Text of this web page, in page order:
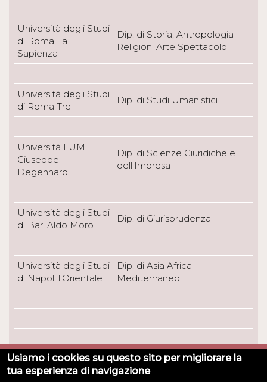
Università degli Studi
di Roma La
Sapienza
Dip. di Storia, Antropologia
Religioni Arte Spettacolo
Università degli Studi
di Roma Tre
Dip. di Studi Umanistici
Università LUM
Giuseppe
Degennaro
Dip. di Scienze Giuridiche e
dell'Impresa
Università degli Studi
di Bari Aldo Moro
Dip. di Giurisprudenza
Università degli Studi
di Napoli l'Orientale
Dip. di Asia Africa
Mediterrraneo
Universita degli Studi di Torino - Via Verdi, 8 - 10124 Torino
Usiamo i cookies su questo sito per migliorare la
tua esperienza di navigazione